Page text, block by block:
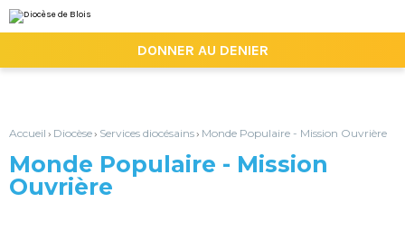
au
contenu.
la
personnels
DONNER AU DENIER
Accueil › Diocèse› Services diocésains› Monde Populaire - Mission Ouvrière
Monde Populaire - Mission
Ouvrière